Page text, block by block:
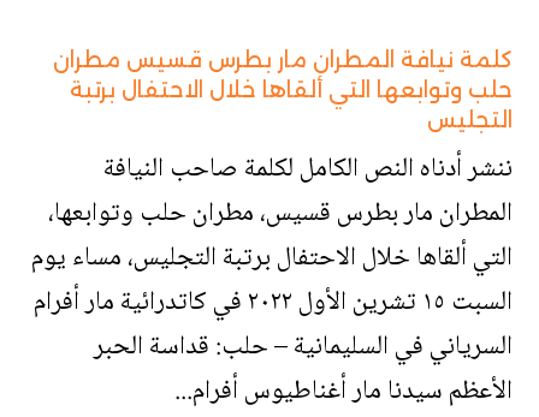
كلمة نيافة المطران مار بطرس قسيس مطران
حلب وتوابعها التي ألقاها خلال الاحتفال برتبة
التجليس
ننشر أدناه النص الكامل لكلمة صاحب النيافة
المطران مار بطرس قسيس، مطران حلب وتوابعها،
التي ألقاها خلال الاحتفال برتبة التجليس، مساء يوم
السبت ١٥ تشرين الأول ٢٠٢٢ في كاتدرائية مار أفرام
السرياني في السليمانية – حلب: قداسة الحبر
الأعظم سيدنا مار أغناطيوس أفرام...